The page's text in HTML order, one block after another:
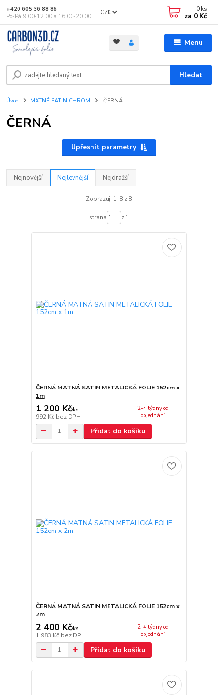
Menu
CZK
Hledat
+420 605 36 88 86
Po-Pá 9.00-12.00 a 16.00-20.00
0 ks
za 0 Kč
Úvod MATNÉ SATIN CHROM ČERNÁ
ČERNÁ
Upřesnit parametry
Nejnovější Nejlevnější Nejdražší
Zobrazuji 1-8 z 8
strana z 1
ČERNÁ MATNÁ SATIN METALICKÁ FOLIE 152cm x
1m
1 200 Kč/ks
992 Kč bez DPH
2-4 týdny od
objednání
Přidat do košíku
ČERNÁ MATNÁ SATIN METALICKÁ FOLIE 152cm x
2m
2 400 Kč/ks
1 983 Kč bez DPH
2-4 týdny od
objednání
Přidat do košíku